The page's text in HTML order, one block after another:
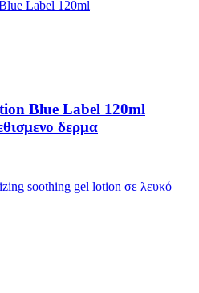
Blue Label 120ml
δερμα